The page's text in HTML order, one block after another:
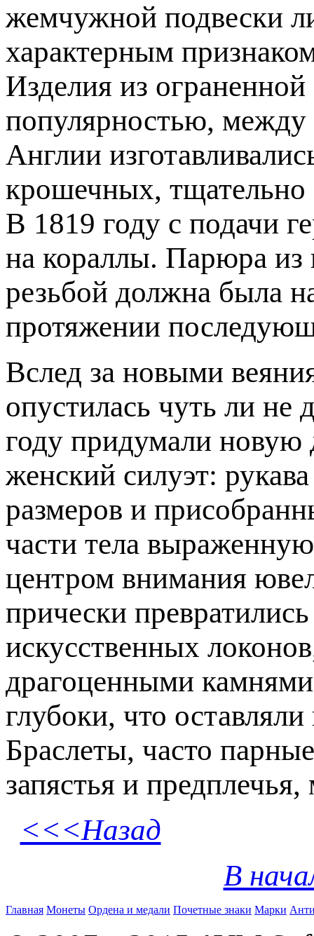
жемчужной подвески
характерным
Изделия из
популярностью,
Англии
крошечных,
В 1819 году с подачи
на кораллы. Парюра из
резьбой должна была
протяжении
Вслед за новыми
опустилась чуть ли не
году придумали новую
женский силуэт:
размеров и
части тела
центром внимания
прически
искусственных
драгоценными
глубоки, что
Браслеты, часто
запястья и
<<<Назад
В
Главная Монеты Ордена и медали Почетные знаки Марки